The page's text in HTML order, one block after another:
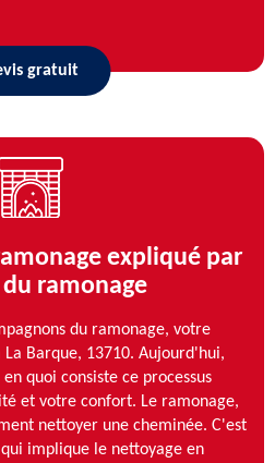
gratuit
expliqué par
du ramonage
du ramonage, votre
Barque, 13710. Aujourd'hui,
quoi consiste ce processus
et votre confort. Le ramonage,
nettoyer une cheminée. C'est
implique le nettoyage en